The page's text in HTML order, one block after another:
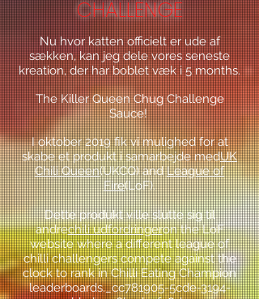
CHALLENGE
Nu hvor katten officielt er ude af
sækken, kan jeg dele vores seneste
kreation, der har boblet væk i 5 months.
The Killer Queen Chug Challenge
Sauce!
I oktober 2019 fik vi mulighed for at
skabe et produkt i samarbejde medUK
Chili Queen(UKCQ) andLeague of
Fire(LoF).
Dette produkt ville slutte sig til
andrechili udfordringeron the LoF
website where a different league of
chilli challengers compete against the
clock to rank in Chilli Eating Champion
leaderboards._cc781905-5cde-3194-